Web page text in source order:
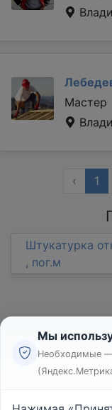
Мастер
‹ 1
Штукатурка
, пог.м
Мы
Необходимые —